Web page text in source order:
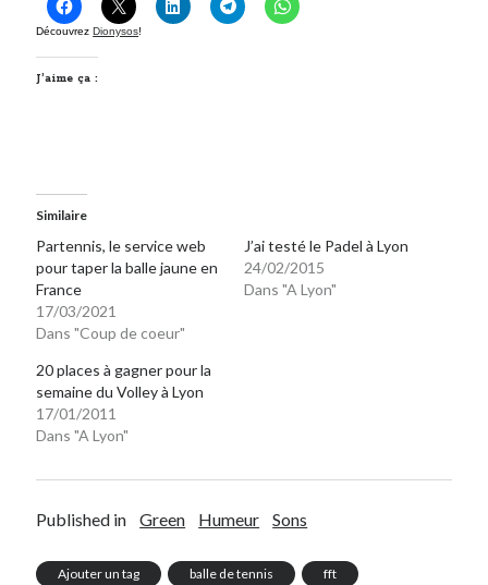
Green
Parole de Follower
Patchwork
Photos
Post inutile
Proust
Sons
Tavukoi
Vidéos
DécouvrezDionysos!
J’aime ça :
Similaire
Partennis, le service web
pour taper la balle jaune en
France
17/03/2021
Dans "Coup de coeur"
J’ai testé le Padel à Lyon
24/02/2015
Dans "A Lyon"
20 places à gagner pour la
semaine du Volley à Lyon
17/01/2011
Dans "A Lyon"
Published in Green Humeur Sons
Ajouter un tag balle de tennis fft